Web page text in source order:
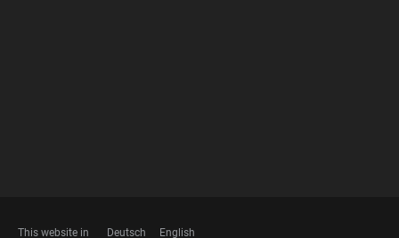
This website in Deutsch English